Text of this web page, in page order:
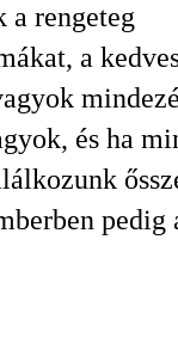
a rengeteg
a
és ha
pedig